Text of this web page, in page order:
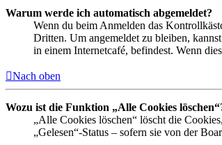
Warum werde ich automatisch abgemeldet?
Wenn du beim Anmelden das
Dritten. Um angemeldet zu bleiben,
in einem Internetcafé, befindest. Wenn
Nach oben
Wozu ist die Funktion „Alle Cookies
„Alle Cookies löschen“ löscht die
„Gelesen“-Status – sofern sie von der